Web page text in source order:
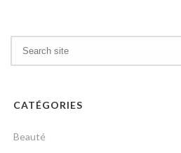
CATÉGORIES
Beauté